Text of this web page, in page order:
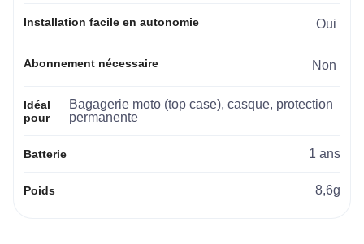
Installation facile en autonomie Oui
Abonnement nécessaire Non
Idéal
pour
Bagagerie moto (top case), casque, protection
permanente
Batterie 1 ans
Poids 8,6g